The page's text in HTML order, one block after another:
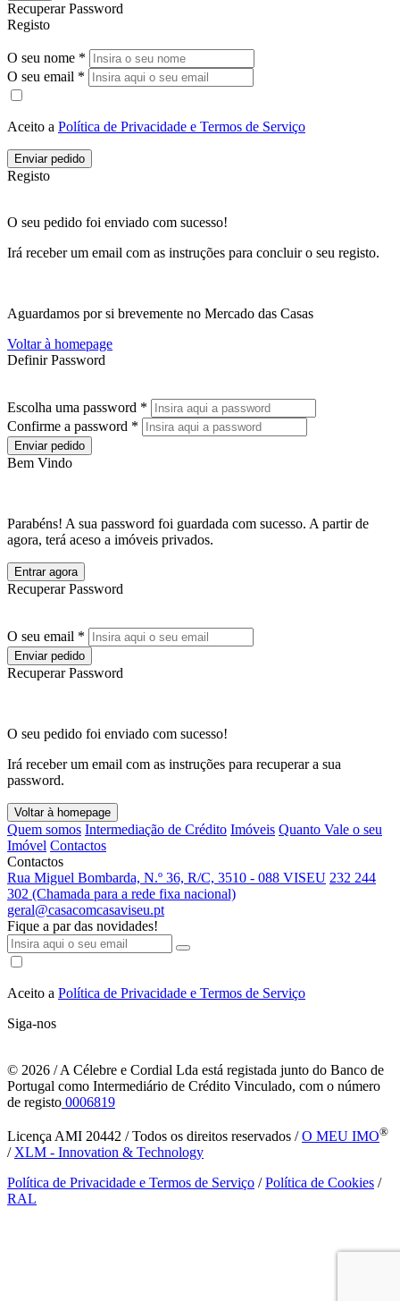
Recuperar Password
Registo
O seu nome *
O seu email *
Aceito a Política de Privacidade e Termos de Serviço
Enviar pedido
Registo
O seu pedido foi enviado com sucesso!
Irá receber um email com as instruções para concluir o seu registo.
Aguardamos por si brevemente no Mercado das Casas
Voltar à homepage
Definir Password
Escolha uma password *
Confirme a password *
Enviar pedido
Bem Vindo
Parabéns! A sua password foi guardada com sucesso. A partir de
agora, terá aceso a imóveis privados.
Entrar agora
Recuperar Password
O seu email *
Enviar pedido
Recuperar Password
O seu pedido foi enviado com sucesso!
Irá receber um email com as instruções para recuperar a sua
password.
Voltar à homepage
Quem somos Intermediação de Crédito Imóveis Quanto Vale o seu
Imóvel Contactos
Contactos
Rua Miguel Bombarda, N.º 36, R/C, 3510 - 088 VISEU 232 244
302 (Chamada para a rede fixa nacional)
geral@casacomcasaviseu.pt
Fique a par das novidades!
Aceito a Política de Privacidade e Termos de Serviço
Siga-nos
© 2026 / A Célebre e Cordial Lda está registada junto do Banco de
Portugal como Intermediário de Crédito Vinculado, com o número
de registo 0006819
Licença AMI 20442 / Todos os direitos reservados /O MEU IMO®
/ XLM - Innovation & Technology
Política de Privacidade e Termos de Serviço /Política de Cookies /
RAL